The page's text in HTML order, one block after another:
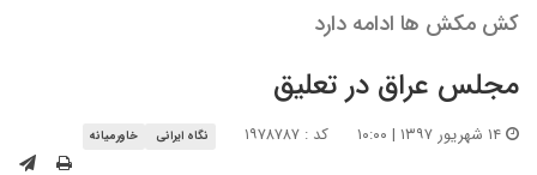
کش مکش ها ادامه دارد
مجلس عراق در تعلیق
کد : ۱۹۷۸۷۸۷ نگاه ایرانی خاورمیانه